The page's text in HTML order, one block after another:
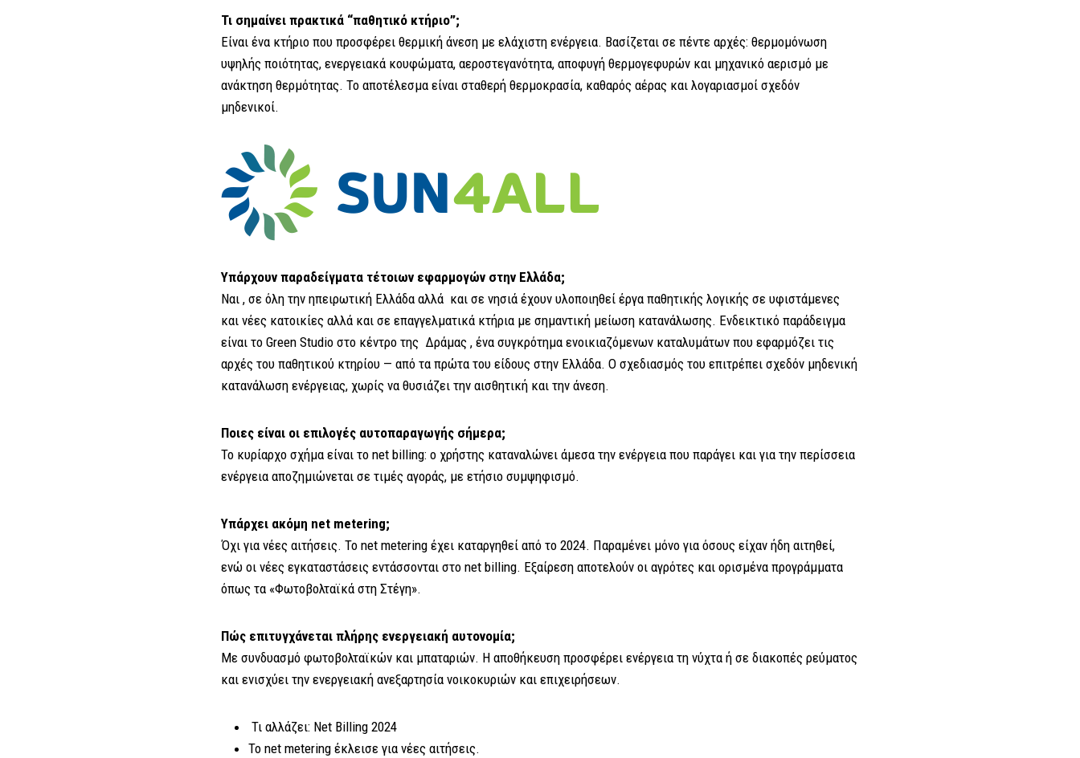
Τι σημαίνει πρακτικά “παθητικό κτήριο”;
Είναι ένα κτήριο που προσφέρει θερμική άνεση με ελάχιστη ενέργεια. Βασίζεται σε πέντε αρχές: θερμομόνωση
υψηλής ποιότητας, ενεργειακά κουφώματα, αεροστεγανότητα, αποφυγή θερμογεφυρών και μηχανικό αερισμό με
ανάκτηση θερμότητας. Το αποτέλεσμα είναι σταθερή θερμοκρασία, καθαρός αέρας και λογαριασμοί σχεδόν
μηδενικοί.
Υπάρχουν παραδείγματα τέτοιων εφαρμογών στην Ελλάδα;
Ναι , σε όλη την ηπειρωτική Ελλάδα αλλά και σε νησιά έχουν υλοποιηθεί έργα παθητικής λογικής σε υφιστάμενες
και νέες κατοικίες αλλά και σε επαγγελματικά κτήρια με σημαντική μείωση κατανάλωσης. Ενδεικτικό παράδειγμα
είναι το Green Studio στο κέντρο της Δράμας , ένα συγκρότημα ενοικιαζόμενων καταλυμάτων που εφαρμόζει τις
αρχές του παθητικού κτηρίου — από τα πρώτα του είδους στην Ελλάδα. Ο σχεδιασμός του επιτρέπει σχεδόν μηδενική
κατανάλωση ενέργειας, χωρίς να θυσιάζει την αισθητική και την άνεση.
Ποιες είναι οι επιλογές αυτοπαραγωγής σήμερα;
Το κυρίαρχο σχήμα είναι το net billing: ο χρήστης καταναλώνει άμεσα την ενέργεια που παράγει και για την περίσσεια
ενέργεια αποζημιώνεται σε τιμές αγοράς, με ετήσιο συμψηφισμό.
Υπάρχει ακόμη net metering;
Όχι για νέες αιτήσεις. Το net metering έχει καταργηθεί από το 2024. Παραμένει μόνο για όσους είχαν ήδη αιτηθεί,
ενώ οι νέες εγκαταστάσεις εντάσσονται στο net billing. Εξαίρεση αποτελούν οι αγρότες και ορισμένα προγράμματα
όπως τα «Φωτοβολταϊκά στη Στέγη».
Πώς επιτυγχάνεται πλήρης ενεργειακή αυτονομία;
Με συνδυασμό φωτοβολταϊκών και μπαταριών. Η αποθήκευση προσφέρει ενέργεια τη νύχτα ή σε διακοπές ρεύματος
και ενισχύει την ενεργειακή ανεξαρτησία νοικοκυριών και επιχειρήσεων.
Τι αλλάζει: Net Billing 2024
Το net metering έκλεισε για νέες αιτήσεις.